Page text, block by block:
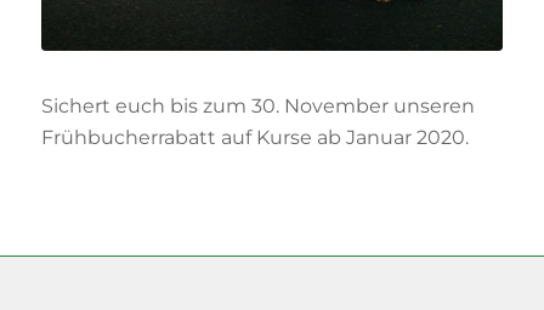
Sichert euch bis zum 30. November unseren
Frühbucherrabatt auf Kurse ab Januar 2020.